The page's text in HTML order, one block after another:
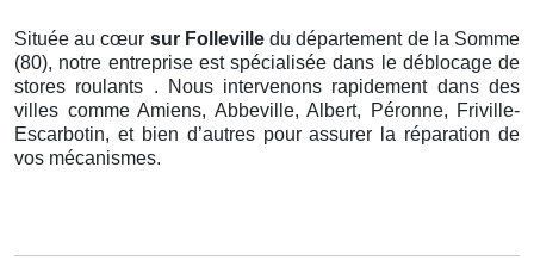
Située au cœur sur Follevilledu département de la Somme
(80), notre entreprise est spécialisée dans le déblocage de
stores roulants . Nous intervenons rapidement dans des
villes comme Amiens, Abbeville, Albert, Péronne, Friville-
Escarbotin, et bien d’autres pour assurer la réparation de
vos mécanismes.